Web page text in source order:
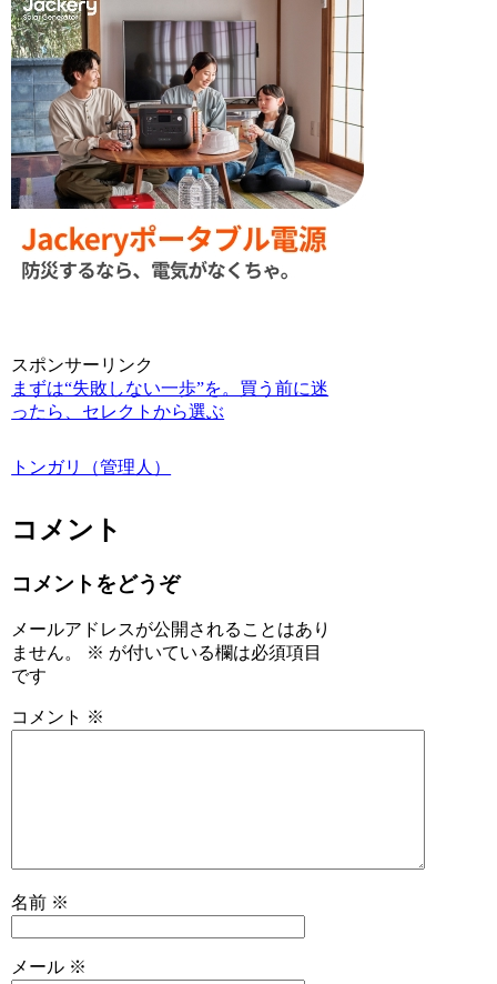
スポンサーリンク
まずは“失敗しない一歩”を。買う前に迷
ったら、セレクトから選ぶ
トンガリ（管理人）
コメント
コメントをどうぞ
メールアドレスが公開されることはあり
ません。
※ が付いている欄は必須項目
です
コメント ※
名前 ※
メール ※